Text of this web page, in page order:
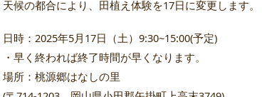
天候の都合により、田植え体験を17日に変更します。
日時：2025年5月17日（土）9:30~15:00(予定)
・早く終われば終了時間が早くなります。
場所：桃源郷はなしの里